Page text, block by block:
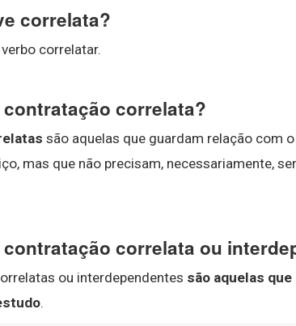
correlata?
correlatar.
contratação correlata?
são aquelas que guardam relação com
mas que não precisam, necessariamente,
contratação correlata ou
ou interdependentes são aquelas
.